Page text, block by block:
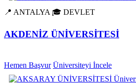
📍 ANTALYA 🎓 DEVLET
AKDENİZ ÜNİVERSİTESİ
Hemen Başvur Üniversiteyi İncele